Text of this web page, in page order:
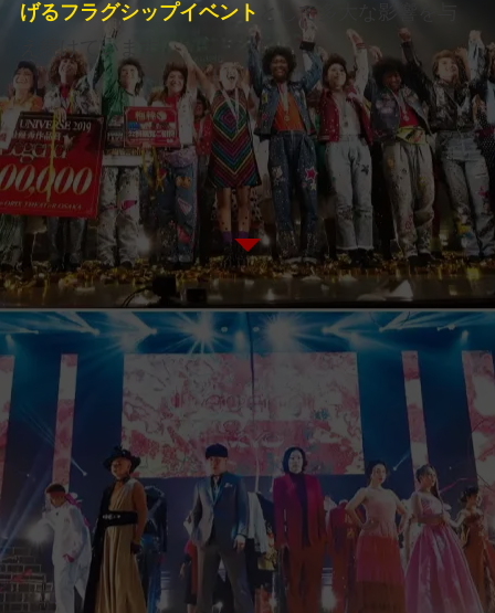
げるフラグシップイベント
として多大な影響を与
え続けています。